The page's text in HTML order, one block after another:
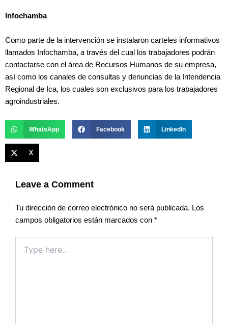
Infochamba
Como parte de la intervención se instalaron carteles informativos
llamados Infochamba, a través del cual los trabajadores podrán
contactarse con el área de Recursos Humanos de su empresa,
así como los canales de consultas y denuncias de la Intendencia
Regional de Ica, los cuales son exclusivos para los trabajadores
agroindustriales.
WhatsApp Facebook LinkedIn
X
Leave a Comment
Tu dirección de correo electrónico no será publicada. Los
campos obligatorios están marcados con *
here..